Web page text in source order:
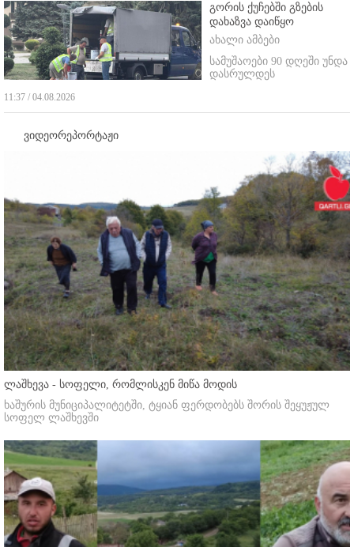
გორის ქუჩებში გზების
დახაზვა დაიწყო
ახალი ამბები
სამუშაოები 90 დღეში უნდა
დასრულდეს
11:37 / 04.08.2026
ვიდეორეპორტაჟი
ლაშხევა - სოფელი, რომლისკენ მიწა მოდის
ხაშურის მუნიციპალიტეტში, ტყიან ფერდობებს შორის შეყუჟულ
სოფელ ლაშხევში